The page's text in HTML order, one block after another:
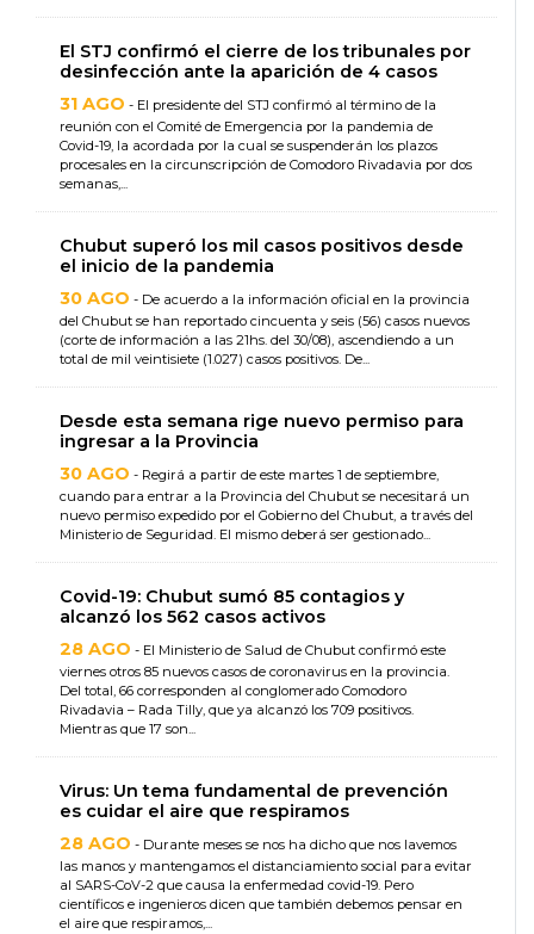
El STJ confirmó el cierre de los tribunales por
desinfección ante la aparición de 4 casos
31 AGO - El presidente del STJ confirmó al término de la
reunión con el Comité de Emergencia por la pandemia de
Covid-19, la acordada por la cual se suspenderán los plazos
procesales en la circunscripción de Comodoro Rivadavia por dos
semanas,...
Chubut superó los mil casos positivos desde
el inicio de la pandemia
30 AGO - De acuerdo a la información oficial en la provincia
del Chubut se han reportado cincuenta y seis (56) casos nuevos
(corte de información a las 21hs. del 30/08), ascendiendo a un
total de mil veintisiete (1.027) casos positivos. De...
Desde esta semana rige nuevo permiso para
ingresar a la Provincia
30 AGO - Regirá a partir de este martes 1 de septiembre,
cuando para entrar a la Provincia del Chubut se necesitará un
nuevo permiso expedido por el Gobierno del Chubut, a través del
Ministerio de Seguridad. El mismo deberá ser gestionado...
Covid-19: Chubut sumó 85 contagios y
alcanzó los 562 casos activos
28 AGO - El Ministerio de Salud de Chubut confirmó este
viernes otros 85 nuevos casos de coronavirus en la provincia.
Del total, 66 corresponden al conglomerado Comodoro
Rivadavia – Rada Tilly, que ya alcanzó los 709 positivos.
Mientras que 17 son...
Virus: Un tema fundamental de prevención
es cuidar el aire que respiramos
28 AGO - Durante meses se nos ha dicho que nos lavemos
las manos y mantengamos el distanciamiento social para evitar
al SARS-CoV-2 que causa la enfermedad covid-19. Pero
científicos e ingenieros dicen que también debemos pensar en
el aire que respiramos,...